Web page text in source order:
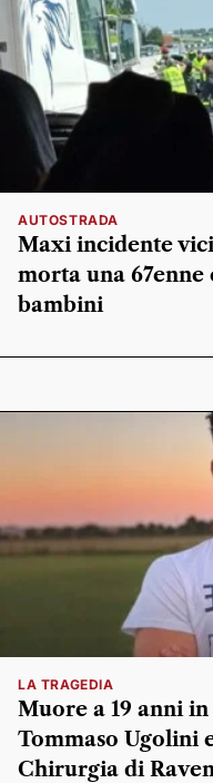
AUTOSTRADA
Maxi incidente
morta una
bambini
LA TRAGEDIA
Muore a 19 anni
Tommaso
Chirurgia di